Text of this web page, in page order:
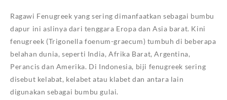
Ragawi Fenugreek yang sering dimanfaatkan sebagai bumbu
dapur ini aslinya dari tenggara Eropa dan Asia barat. Kini
fenugreek (Trigonella foenum-graecum) tumbuh di beberapa
belahan dunia, seperti India, Afrika Barat, Argentina,
Perancis dan Amerika. Di Indonesia, biji fenugreek sering
disebut kelabat, kelabet atau klabet dan antara lain
digunakan sebagai bumbu gulai.